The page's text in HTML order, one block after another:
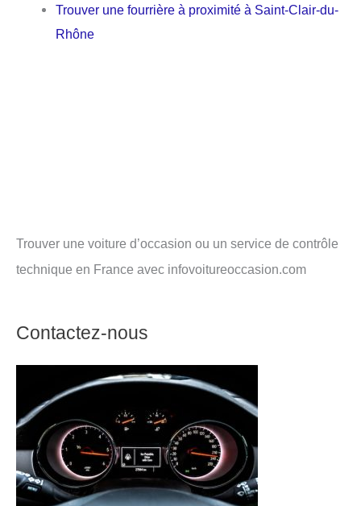
Trouver une fourrière à proximité à Saint-Clair-du-
Rhône
Trouver une voiture d’occasion ou un service de contrôle
technique en France avec infovoitureoccasion.com
Contactez-nous